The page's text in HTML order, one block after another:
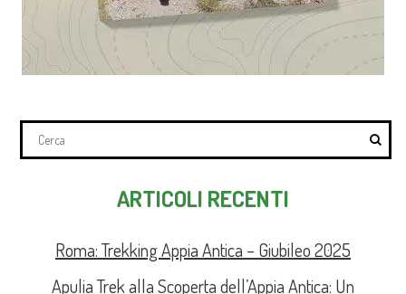
ARTICOLI RECENTI
Roma: Trekking Appia Antica – Giubileo 2025
Apulia Trek alla Scoperta dell’Appia Antica: Un